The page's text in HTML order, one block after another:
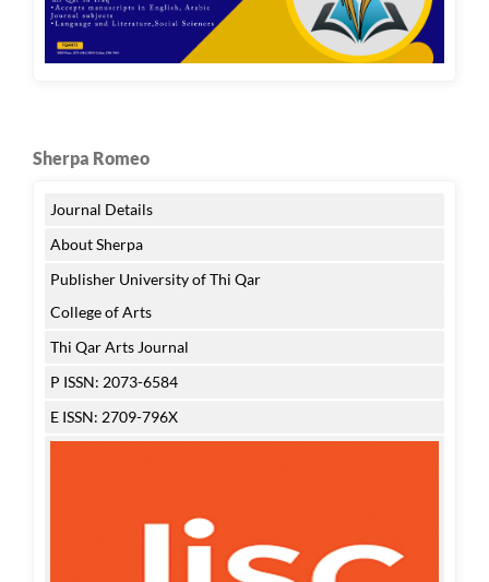
Sherpa Romeo
Journal Details
About Sherpa
Publisher University of Thi Qar
College of Arts
Thi Qar Arts Journal
P ISSN: 2073-6584
E ISSN: 2709-796X